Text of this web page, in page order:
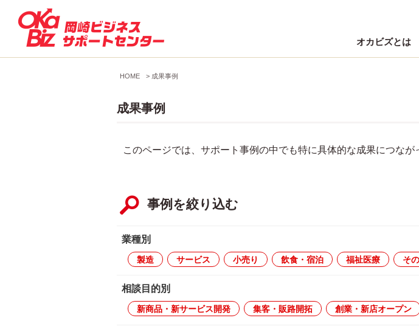
オカビズとは
HOME > 成果事例
成果事例
このページでは、サポート事例の中でも特に具体的な成果につなが
事例を絞り込む
業種別
製造 サービス 小売り 飲食・宿泊 福祉医療 そ
相談目的別
新商品・新サービス開発 集客・販路開拓 創業・新店オープン